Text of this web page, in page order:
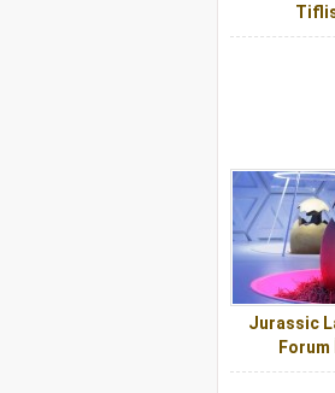
Jurassic
Forum